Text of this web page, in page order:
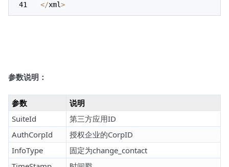
</xml>
参数说明：
参数
说明
SuiteId
第三方应用ID
AuthCorpId
授权企业的CorpID
InfoType
固定为change_contact